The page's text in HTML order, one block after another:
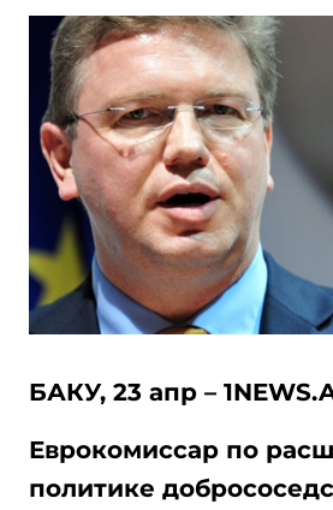
БАКУ, 23 апр –
Еврокомиссар по
политике